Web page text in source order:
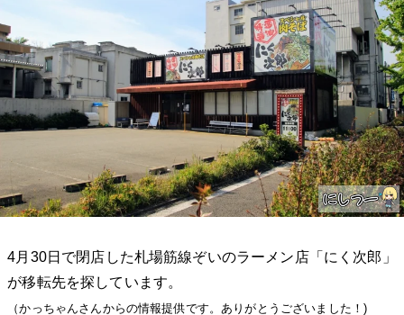
4月30日で閉店した札場筋線ぞいのラーメン店「にく次郎」
が移転先を探しています。
（かっちゃんさんからの情報提供です。ありがとうございました！)